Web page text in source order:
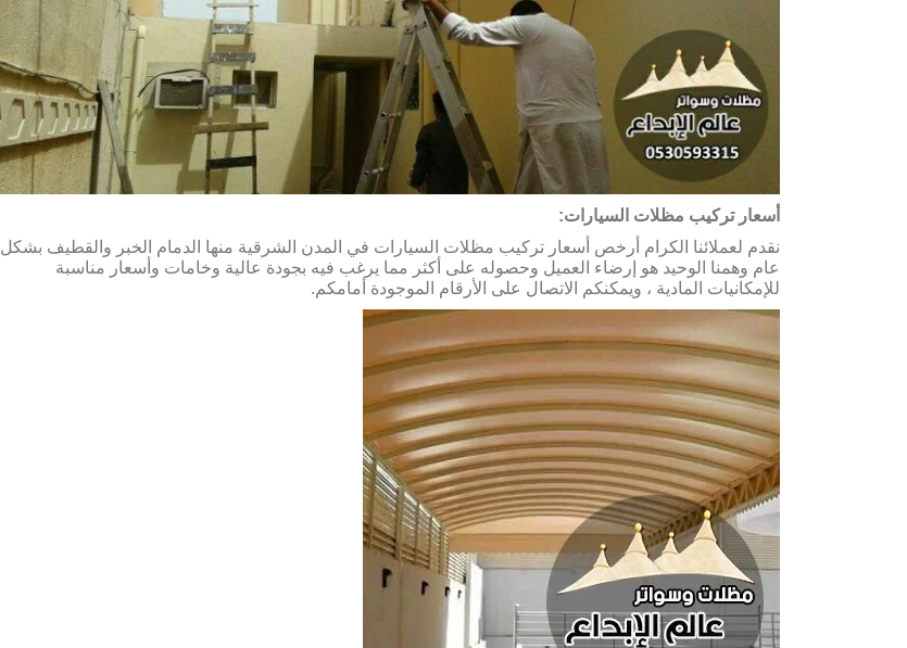
أسعار تركيب مظلات السيارات:
نقدم لعملائنا الكرام أرخص أسعار تركيب مظلات السيارات في المدن الشرقية منها الدمام الخبر والقطيف بشكل
عام وهمنا الوحيد هو إرضاء العميل وحصوله على أكثر مما يرغب فيه بجودة عالية وخامات وأسعار مناسبة
للإمكانيات المادية ، ويمكنكم الاتصال على الأرقام الموجودة أمامكم.